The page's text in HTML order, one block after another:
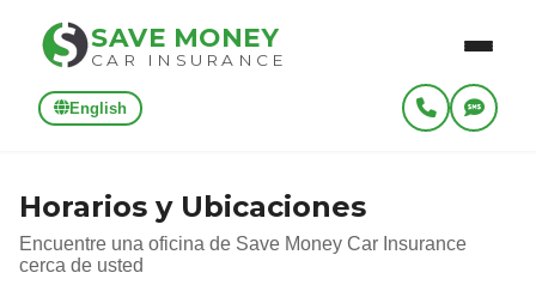
SAVE MONEY
CAR INSURANCE
English
Horarios y Ubicaciones
Encuentre una oficina de Save Money Car Insurance
cerca de usted